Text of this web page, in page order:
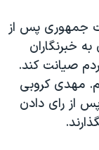
جمهوری پس از
خبرنگاران
صیانت کند.
مهدی کروبی
از رای دادن